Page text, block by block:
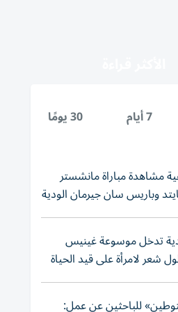
7 أيام 30 يومًا
مشاهدة مباراة مانشستر
وباريس سان جيرمان الودية
الناقلة
تدخل موسوعة غينيس
شعر لامرأة على قيد الحياة
للباحثين عن عمل: